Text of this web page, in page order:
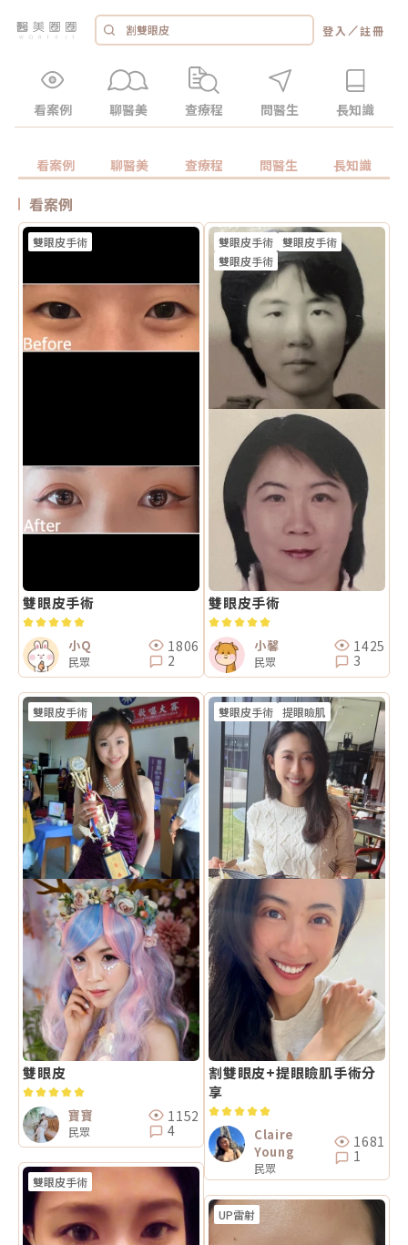
登入 ／註冊
看案例 聊醫美 查療程 問醫生 長知識
看案例 聊醫美 查療程 問醫生 長知識
看案例
雙眼皮手術
雙眼皮手術
小Q
民眾
1806
2
雙眼皮手術
雙眼皮
寶寶
民眾
1152
4
雙眼皮手術
雙眼皮手術 雙眼皮手術
雙眼皮手術
雙眼皮手術
小馨
民眾
1425
3
雙眼皮手術 提眼瞼肌
割雙眼皮+提眼瞼肌手術分
享
Claire
Young
民眾
1681
1
UP雷射